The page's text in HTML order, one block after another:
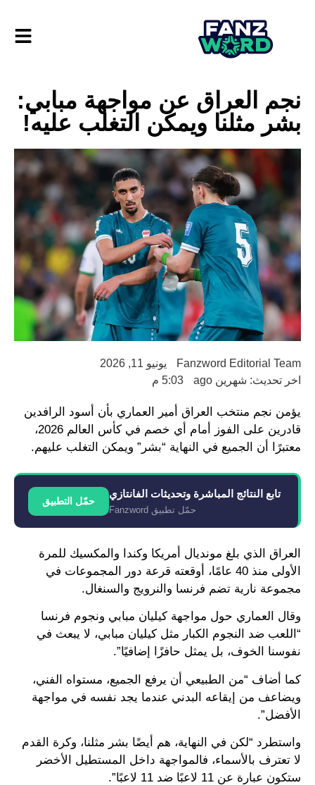
نجم العراق عن مواجهة مبابي:
بشر مثلنا ويمكن التغلب عليه!
Fanzword Editorial Team
يونيو 11, 2026
اخر تحديث: شهرين ago
5:03 م
يؤمن نجم منتخب العراق أمير العماري بأن أسود الرافدين
قادرين على الفوز أمام أي خصم في كأس العالم 2026،
معتبرًا أن الجميع في النهاية “بشر” ويمكن التغلب عليهم.
تابع النتائج المباشرة وتحديثات الفانتازي
حمّل تطبيق Fanzword
حمّل التطبيق
العراق الذي بلغ مونديال أمريكا وكندا والمكسيك للمرة
الأولى منذ 40 عامًا، أوقعته قرعة دور المجموعات في
مجموعة نارية تضم فرنسا والنرويج والسنغال.
وقال العماري حول مواجهة كيليان مبابي ونجوم فرنسا
“اللعب ضد النجوم الكبار مثل كيليان مبابي، لا يبعث في
نفوسنا الخوف، بل يمثل حافزًا إضافيًا”.
كما أضاف “من الطبيعي أن يرفع الجميع، مستواه الفني،
ويضاعف من إيقاعه البدني عندما يجد نفسه في مواجهة
الأفضل”.
واستطرد “لكن في النهاية، هم أيضًا بشر مثلنا، وكرة القدم
لا تعترف بالأسماء، فالمواجهة داخل المستطيل الأخضر
ستكون عبارة عن 11 لاعبًا ضد 11 لاعبًا”.